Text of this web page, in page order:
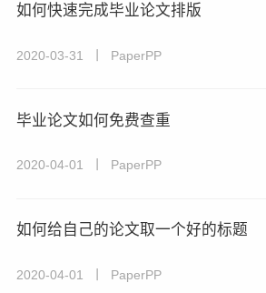
如何快速完成毕业论文排版
2020-03-31 丨 PaperPP
毕业论文如何免费查重
2020-04-01 丨 PaperPP
如何给自己的论文取一个好的标题
2020-04-01 丨 PaperPP